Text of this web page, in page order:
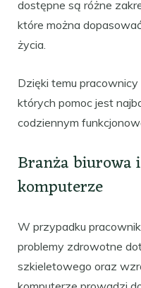
dostępne są różne
które można
życia.
Dzięki temu
których pomoc jest
codziennym
Branża biurowa
komputerze
W przypadku
problemy zdrowotne
szkieletowego oraz